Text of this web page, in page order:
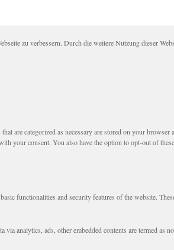
zu verbessern. Durch die weitere Nutzung dieser
are categorized as necessary are stored on your
your consent. You also have the option to opt-out of
functionalities and security features of the website.
analytics, ads, other embedded contents are termed